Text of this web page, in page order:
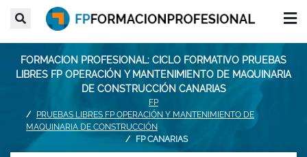
FORMACION PROFESIONAL: CICLO FORMATIVO PRUEBAS
LIBRES FP OPERACIÓN Y MANTENIMIENTO DE MAQUINARIA
DE CONSTRUCCIÓN CANARIAS
FP
PRUEBAS LIBRES FP OPERACIÓN Y MANTENIMIENTO DE
MAQUINARIA DE CONSTRUCCIÓN
FP CANARIAS